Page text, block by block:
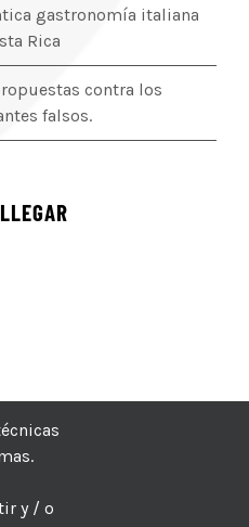
gastronomía italiana
Rica
contra los
falsos.
y / o